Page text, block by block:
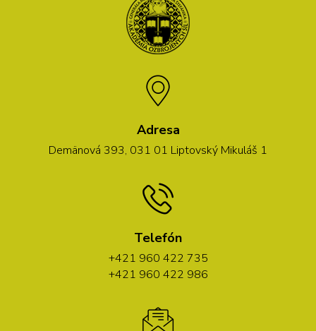
Adresa
Demänová 393, 031 01 Liptovský Mikuláš 1
Telefón
+421 960 422 735
+421 960 422 986